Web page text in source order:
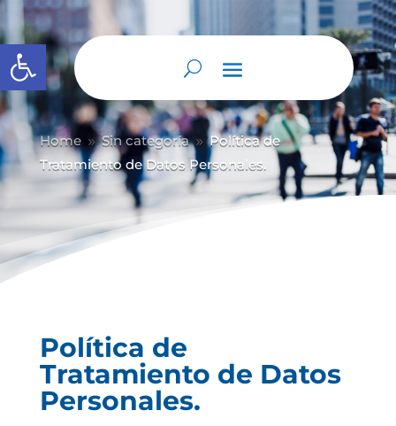
Abrir barra de herramientas
Home 9 Sin categoría 9 Política de
Tratamiento de Datos Personales.
Política de
Tratamiento de Datos
Personales.